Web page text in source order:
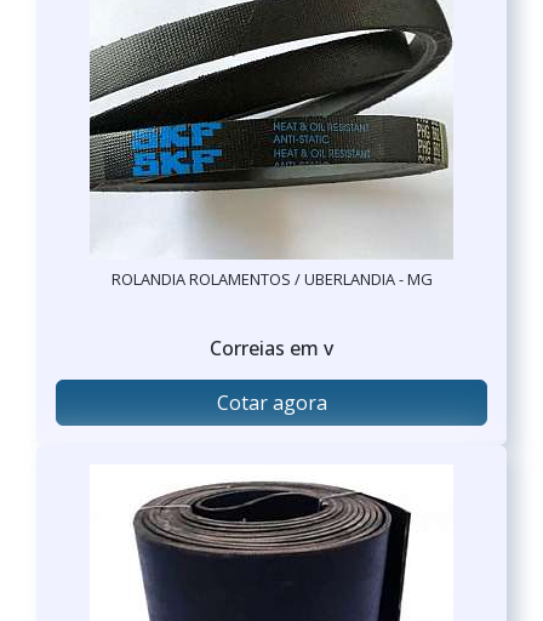
ROLANDIA ROLAMENTOS / UBERLANDIA - MG
Correias em v
Cotar agora